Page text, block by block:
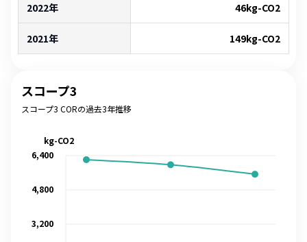
2022年 46kg-CO2
2021年 149kg-CO2
スコープ3
スコープ3 CORの過去3年推移
3,200
4,800
6,400
kg-CO2